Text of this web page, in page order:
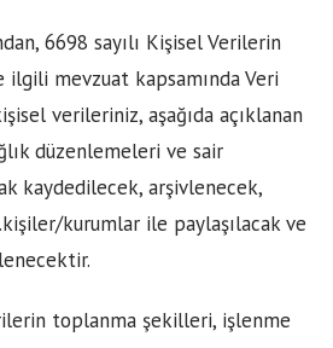
6698 sayılı Kişisel Verilerin
ilgili mevzuat kapsamında Veri
verileriniz, aşağıda açıklanan
düzenlemeleri ve sair
kaydedilecek, arşivlenecek,
kurumlar ile paylaşılacak ve
toplanma şekilleri, işlenme